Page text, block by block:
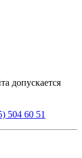
допускается
504 60 51